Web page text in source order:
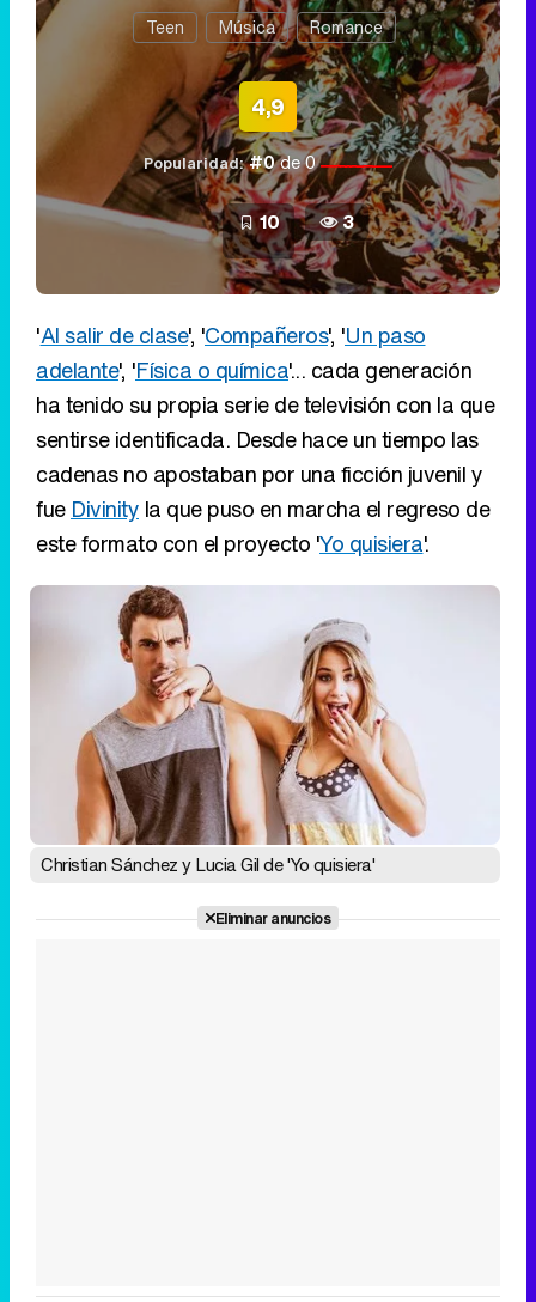
Teen Música Romance
4,9
Popularidad: #0de 0
10 3
'Al salir de clase', 'Compañeros', 'Un paso
adelante', 'Física o química'... cada generación
ha tenido su propia serie de televisión con la que
sentirse identificada. Desde hace un tiempo las
cadenas no apostaban por una ficción juvenil y
fue Divinity la que puso en marcha el regreso de
este formato con el proyecto 'Yo quisiera'.
Christian Sánchez y Lucia Gil de 'Yo quisiera'
Eliminar anuncios